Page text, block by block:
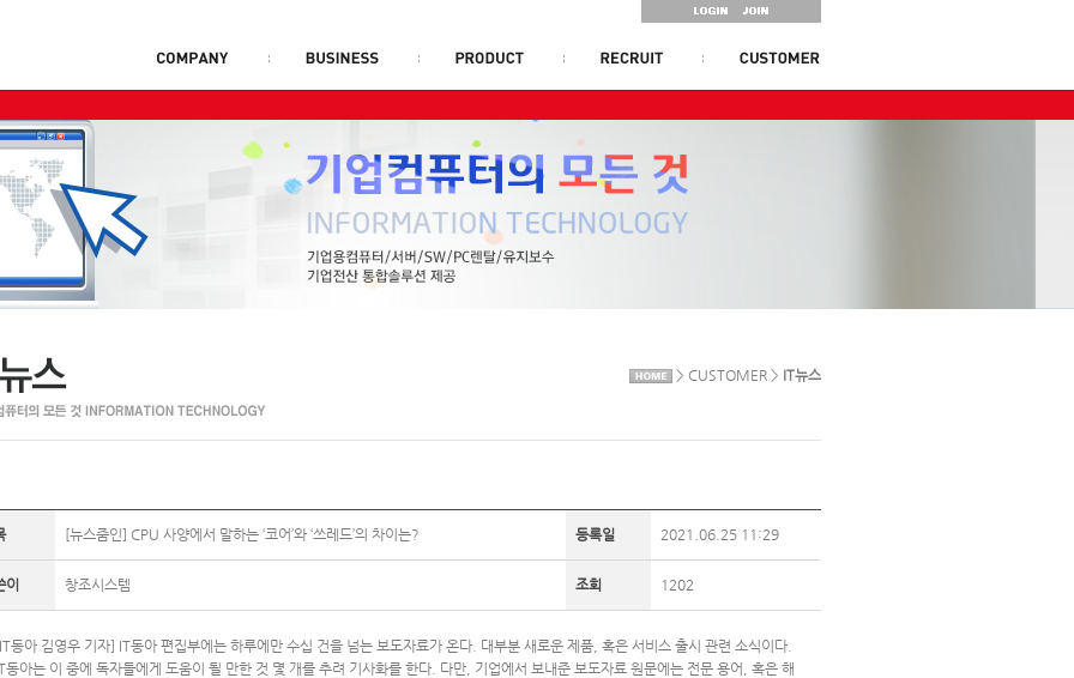
> CUSTOMER > IT뉴스
[뉴스줌인] CPU 사양에서 말하는 ‘코어’와 ‘쓰레드’의 차이는? 등록일 2021.06.25 11:29
이 창조시스템 조회 1202
동아 김영우 기자] IT동아 편집부에는 하루에만 수십 건을 넘는 보도자료가 온다. 대부분 새로운 제품, 혹은 서비스 출시 관련 소식이다.
동아는 이 중에 독자들에게 도움이 될 만한 것 몇 개를 추려 기사화를 한다. 다만, 기업에서 보내준 보도자료 원문에는 전문 용어, 혹은 해